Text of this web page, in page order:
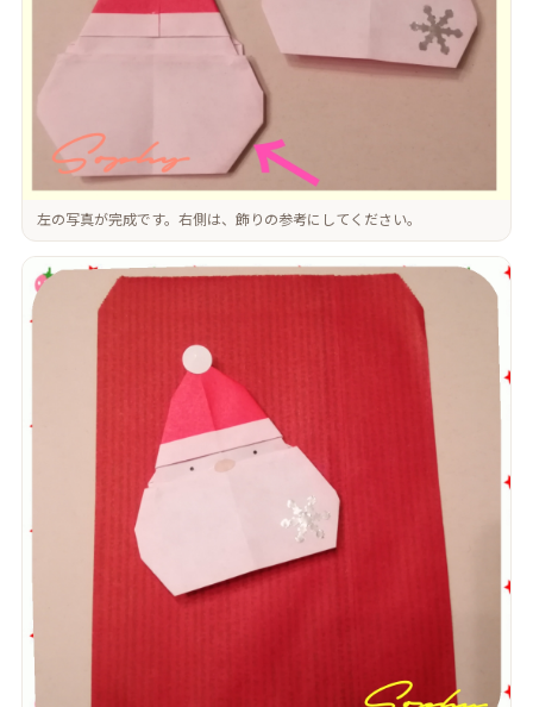
左の写真が完成です。右側は、飾りの参考にしてください。